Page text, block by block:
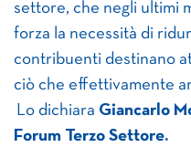
settore, che negli ultimi
forza la necessità di
contribuenti destinano
ciò che effettivamente
Lo dichiara Giancarlo
Forum Terzo Settore.